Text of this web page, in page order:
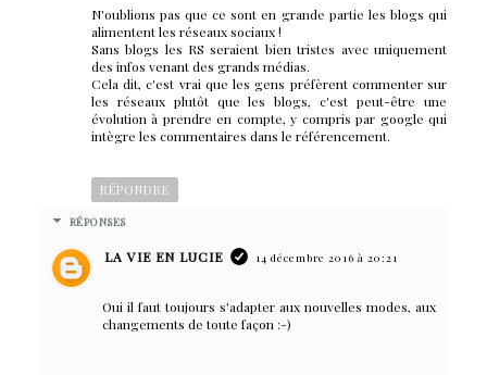
N'oublions pas que ce sont en grande partie les blogs qui
alimentent les réseaux sociaux !
Sans blogs les RS seraient bien tristes avec uniquement
des infos venant des grands médias.
Cela dit, c'est vrai que les gens préfèrent commenter sur
les réseaux plutôt que les blogs, c'est peut-être une
évolution à prendre en compte, y compris par google qui
intègre les commentaires dans le référencement.
RÉPONDRE
RÉPONSES
LA VIE EN LUCIE 14 décembre 2016 à 20:21
Oui il faut toujours s'adapter aux nouvelles modes, aux
changements de toute façon :-)